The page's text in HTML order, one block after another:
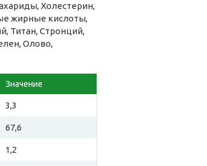
Холестерин,
жирные кислоты,
Титан, Стронций,
Олово,
Значение
3,3
67,6
1,2